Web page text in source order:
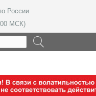
России
МСК)